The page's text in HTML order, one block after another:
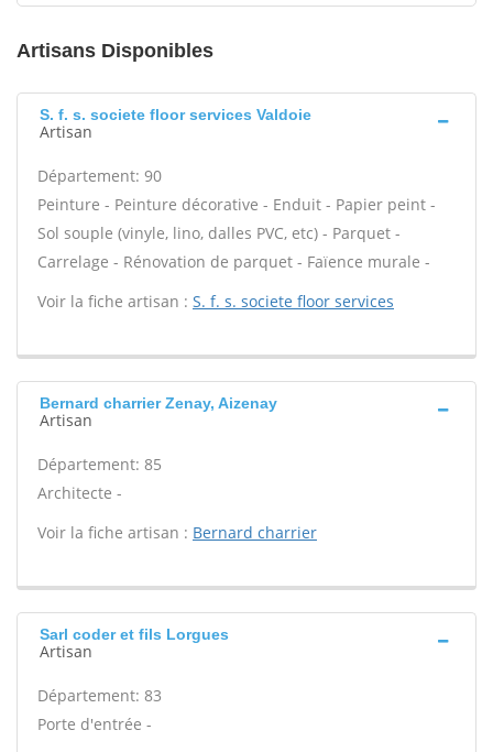
Artisans Disponibles
S. f. s. societe floor services Valdoie
Artisan
Département: 90
Peinture - Peinture décorative - Enduit - Papier peint -
Sol souple (vinyle, lino, dalles PVC, etc) - Parquet -
Carrelage - Rénovation de parquet - Faïence murale -
Voir la fiche artisan : S. f. s. societe floor services
Bernard charrier Zenay, Aizenay
Artisan
Département: 85
Architecte -
Voir la fiche artisan : Bernard charrier
Sarl coder et fils Lorgues
Artisan
Département: 83
Porte d'entrée -